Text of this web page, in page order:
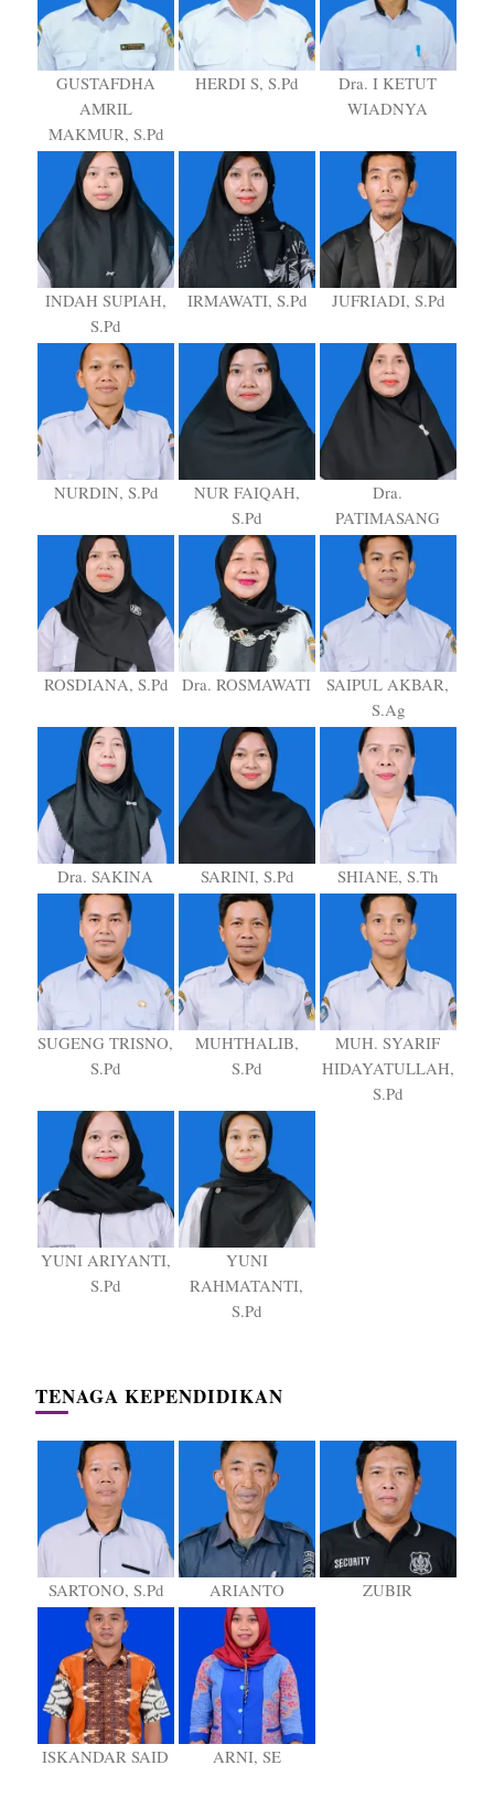
GUSTAFDHA
AMRIL
MAKMUR, S.Pd
HERDI S, S.Pd
Dra. I KETUT
WIADNYA
INDAH SUPIAH,
S.Pd
IRMAWATI, S.Pd JUFRIADI, S.Pd
NURDIN, S.Pd
NUR FAIQAH,
S.Pd
Dra.
PATIMASANG
ROSDIANA, S.Pd Dra. ROSMAWATI
SAIPUL AKBAR,
S.Ag
Dra. SAKINA SARINI, S.Pd SHIANE, S.Th
SUGENG TRISNO,
S.Pd
MUHTHALIB,
S.Pd
MUH. SYARIF
HIDAYATULLAH,
S.Pd
YUNI ARIYANTI,
S.Pd
YUNI
RAHMATANTI,
S.Pd
TENAGA KEPENDIDIKAN
SARTONO, S.Pd ARIANTO ZUBIR
ISKANDAR SAID ARNI, SE